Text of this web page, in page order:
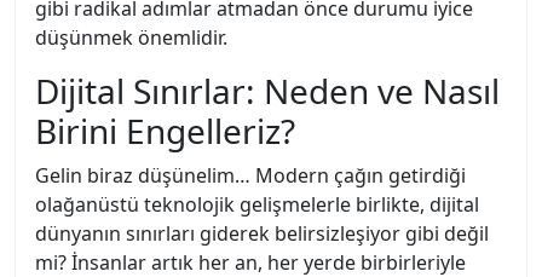
gibi radikal adımlar atmadan önce durumu iyice
düşünmek önemlidir.
Dijital Sınırlar: Neden ve Nasıl
Birini Engelleriz?
Gelin biraz düşünelim… Modern çağın getirdiği
olağanüstü teknolojik gelişmelerle birlikte, dijital
dünyanın sınırları giderek belirsizleşiyor gibi değil
mi? İnsanlar artık her an, her yerde birbirleriyle